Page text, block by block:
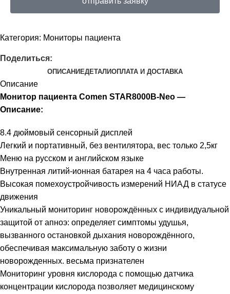
Категория: Мониторы пациента
Поделиться:
ОПИСАНИЕДЕТАЛИОПЛАТА И ДОСТАВКА
Описание
Монитор пациента Comen STAR8000В-Neo —
Описание:
8.4 дюймовый сенсорный дисплей
Легкий и портативный, без вентилятора, вес только 2,5кг
Меню на русском и английском языке
Внутренная литий-ионная батарея на 4 часа работы.
Высокая помехоустройчивость измерений НИАД в статусе
движения
Уникальный мониторинг новорождённых с индивидуальной
защитой от апноэ: определяет симптомы удушья,
вызванного остановкой дыхания новорождённого,
обеспечивая максимальную заботу о жизни
новорожденных. весьма признателен
Мониторинг уровня кислорода с помощью датчика
концентрации кислорода позволяет медицинскому